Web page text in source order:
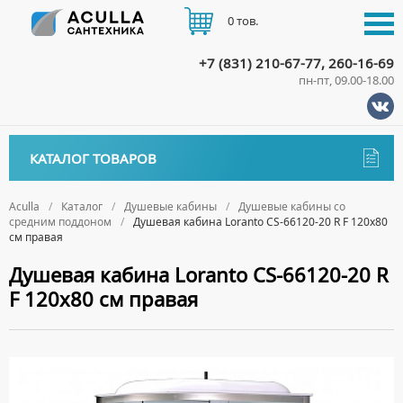
Aculla Каталог Душевые кабины
Душевые кабины со
средним поддоном
Душевая кабина Loranto CS-66120-20 R F 120х80
см правая
Душевая кабина Loranto CS-66120-20 R
F 120х80 см правая
КАТАЛОГ ТОВАРОВ
ДЕРЖАТЕЛИ
ДОЗАТОРЫ ДЛЯ МЫЛА
ЕРШИКИ
ПОЛОТЕНЦЕДЕРЖАТЕЛИ
Биде
КРЫШКИ ДЛЯ БИДЕ
АКРИЛОВЫЕ ВАННЫ
Ванны комплектующие
БОКОВЫЕ ПАНЕЛИ
ПОДГОЛОВНИКИ
Водонагреватели
ВОДОНАГРЕВАТЕЛИ КОСВЕННОГО НАГРЕВА
ДУШЕВЫЕ ДВЕРИ
Встройка
+7 (831) 210-67-77, 260-16-69
пн-пт, 09.00-18.00
0 тов.
ДОСТАВКА
КОНТАКТЫ